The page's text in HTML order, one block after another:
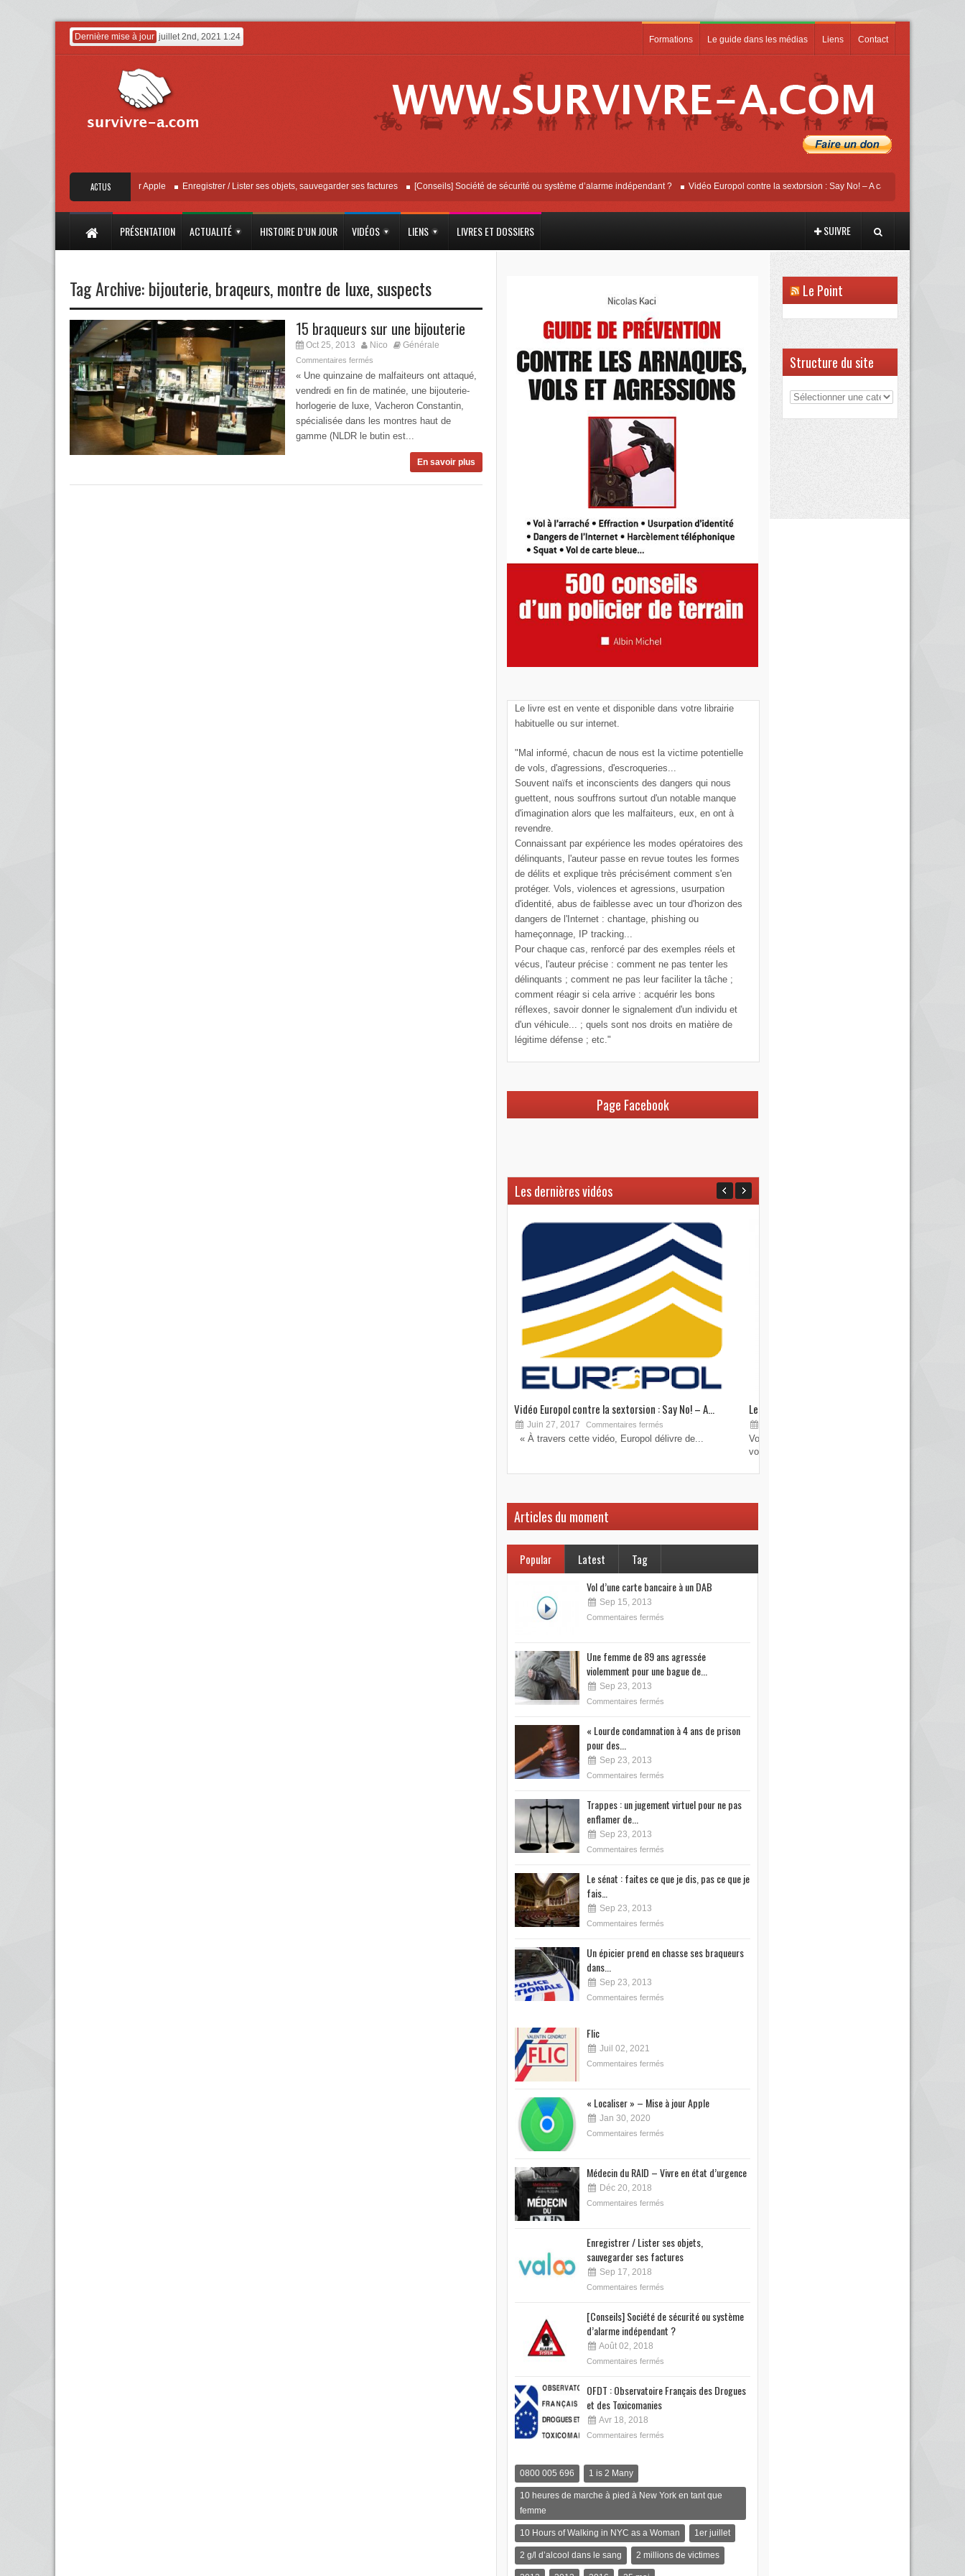
Dernière mise à jour juillet 2nd, 2021 1:24 Formations Le guide dans les médias Liens Contact
ACTUS
« Localiser » – Mise à jour Apple Enregistrer / Lister ses objets, sauvegarder ses factures [Conseils] Société de sécurité ou système d’alarme indépendant ? Vidéo Europol contre la sextorsion : Say No! – A campaign against online
PRÉSENTATION ACTUALITÉ HISTOIRE D’UN JOUR VIDÉOS LIENS LIVRES ET DOSSIERS SUIVRE
Tag Archive:bijouterie,braqeurs,montre de luxe,suspects
15 braqueurs sur une bijouterie
Oct 25, 2013 Nico Générale
Commentaires fermés
« Une quinzaine de malfaiteurs ont attaqué,
vendredi en fin de matinée, une bijouterie-
horlogerie de luxe, Vacheron Constantin,
spécialisée dans les montres haut de
gamme (NLDR le butin est...
En savoir plus
Le livre est en vente et disponible dans votre librairie
habituelle ou sur internet.
"Mal informé, chacun de nous est la victime potentielle
de vols, d'agressions, d'escroqueries...
Souvent naïfs et inconscients des dangers qui nous
guettent, nous souffrons surtout d'un notable manque
d'imagination alors que les malfaiteurs, eux, en ont à
revendre.
Connaissant par expérience les modes opératoires des
délinquants, l'auteur passe en revue toutes les formes
de délits et explique très précisément comment s'en
protéger. Vols, violences et agressions, usurpation
d'identité, abus de faiblesse avec un tour d'horizon des
dangers de l'Internet : chantage, phishing ou
hameçonnage, IP tracking...
Pour chaque cas, renforcé par des exemples réels et
vécus, l'auteur précise : comment ne pas tenter les
délinquants ; comment ne pas leur faciliter la tâche ;
comment réagir si cela arrive : acquérir les bons
réflexes, savoir donner le signalement d'un individu et
d'un véhicule... ; quels sont nos droits en matière de
légitime défense ; etc."
Page Facebook
Les dernières vidéos
Vidéo Europol contre la sextorsion : Say No! – A...
Juin 27, 2017 Commentaires fermés
« À travers cette vidéo, Europol délivre de...
Les brouilleurs de clefs de véhicule
Vous pensez avoir verrouillé votre véhicule avec
votre...
Articles du moment
Popular Latest Tag
Vol d’une carte bancaire à un DAB
Sep 15, 2013
Commentaires fermés
Une femme de 89 ans agressée
violemment pour une bague de...
Sep 23, 2013
Commentaires fermés
« Lourde condamnation à 4 ans de prison
pour des...
Sep 23, 2013
Commentaires fermés
Trappes : un jugement virtuel pour ne pas
enflamer de...
Sep 23, 2013
Commentaires fermés
Le sénat : faites ce que je dis, pas ce que je
fais…
Sep 23, 2013
Commentaires fermés
Un épicier prend en chasse ses braqueurs
dans...
Sep 23, 2013
Commentaires fermés
Flic
Juil 02, 2021
Commentaires fermés
« Localiser » – Mise à jour Apple
Jan 30, 2020
Commentaires fermés
Médecin du RAID – Vivre en état d’urgence
Déc 20, 2018
Commentaires fermés
Enregistrer / Lister ses objets,
sauvegarder ses factures
Sep 17, 2018
Commentaires fermés
[Conseils] Société de sécurité ou système
d’alarme indépendant ?
Août 02, 2018
Commentaires fermés
OFDT : Observatoire Français des Drogues
et des Toxicomanies
Avr 18, 2018
Commentaires fermés
0800 005 696 1 is 2 Many
10 heures de marche à pied à New York en tant que
femme
10 Hours of Walking in NYC as a Woman 1er juillet
2 g/l d’alcool dans le sang 2 millions de victimes
Le Point
Structure du site